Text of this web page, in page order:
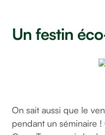
Un festin
On sait aussi que le
pendant un séminaire !